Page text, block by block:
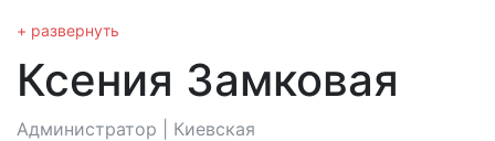
контакты
наши салоны
события
специалисты
+ развернуть
Ксения Замковая
Администратор | Киевская